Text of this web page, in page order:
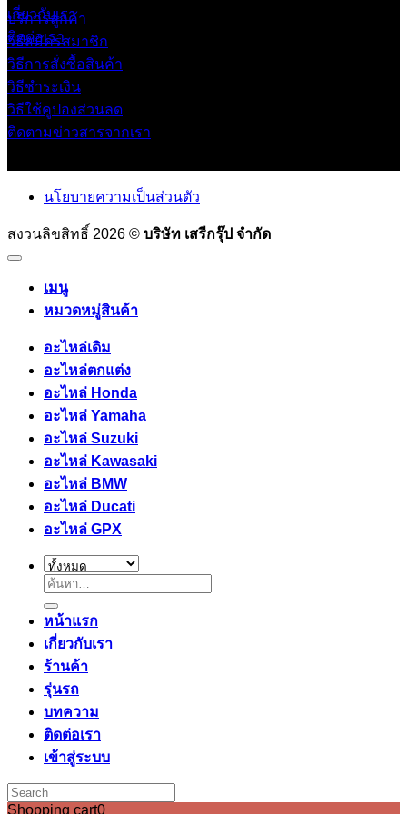
เกี่ยวกับเรา
ติดต่อเรา
บริการลูกค้า
วิธีสมัครสมาชิก
วิธีการสั่งซื้อสินค้า
วิธีชำระเงิน
วิธีใช้คูปองส่วนลด
ติดตามข่าวสารจากเรา
นโยบายความเป็นส่วนตัว
สงวนลิขสิทธิ์ 2026 © บริษัท เสรีกรุ๊ป จำกัด
เมนู
หมวดหมู่สินค้า
อะไหล่เดิม
อะไหล่ตกแต่ง
อะไหล่ Honda
อะไหล่ Yamaha
อะไหล่ Suzuki
อะไหล่ Kawasaki
อะไหล่ BMW
อะไหล่ Ducati
อะไหล่ GPX
ค้นหา:
หน้าแรก
เกี่ยวกับเรา
ร้านค้า
รุ่นรถ
บทความ
ติดต่อเรา
เข้าสู่ระบบ
Shopping cart0